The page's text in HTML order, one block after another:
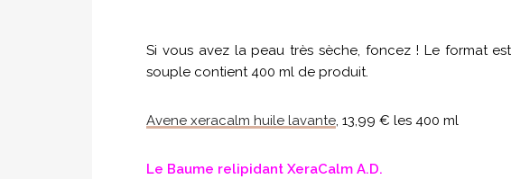
Si vous avez la peau très sèche, foncez ! Le format
souple contient 400 ml de produit.
Avene xeracalm huile lavante, 13,99 € les 400 ml
Le Baume relipidant XeraCalm A.D.